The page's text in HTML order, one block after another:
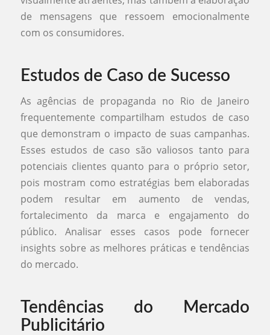
de mensagens que ressoem emocionalmente
com os consumidores.
Estudos de Caso de Sucesso
As agências de propaganda no Rio de Janeiro
frequentemente compartilham estudos de caso
que demonstram o impacto de suas campanhas.
Esses estudos de caso são valiosos tanto para
potenciais clientes quanto para o próprio setor,
pois mostram como estratégias bem elaboradas
podem resultar em aumento de vendas,
fortalecimento da marca e engajamento do
público. Analisar esses casos pode fornecer
insights sobre as melhores práticas e tendências
do mercado.
Tendências do Mercado
Publicitário